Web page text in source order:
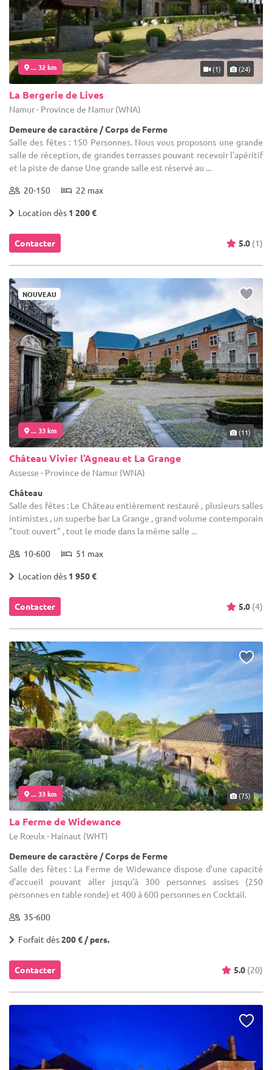
... 32 km (1) (24)
La Bergerie de Lives
Namur - Province de Namur (WNA)
Demeure de caractère / Corps de Ferme
Salle des fêtes : 150 Personnes. Nous vous proposons une grande
salle de réception, de grandes terrasses pouvant recevoir l'apéritif
et la piste de danse Une grande salle est réservé au ...
20-150 22 max
Location dès 1 200 €
Contacter 5.0 (1)
NOUVEAU
... 33 km (11)
Château Vivier l’Agneau et La Grange
Assesse - Province de Namur (WNA)
Château
Salle des fêtes : Le Château entièrement restauré , plusieurs salles
intimistes , un superbe bar La Grange , grand volume contemporain
"tout ouvert" , tout le mode dans la même salle ...
10-600 51 max
Location dès 1 950 €
Contacter 5.0 (4)
... 33 km (75)
La Ferme de Widewance
Le Rœulx - Hainaut (WHT)
Demeure de caractère / Corps de Ferme
Salle des fêtes : La Ferme de Widewance dispose d’une capacité
d’accueil pouvant aller jusqu’à 300 personnes assises (250
personnes en table ronde) et 400 à 600 personnes en Cocktail.
35-600
Forfait dès200 € / pers.
Contacter 5.0 (20)